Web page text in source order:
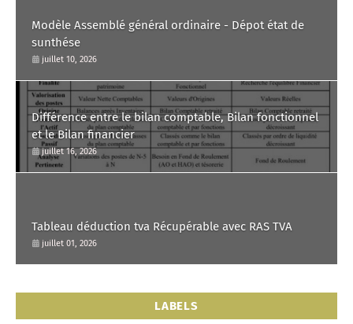
Modèle Assemblé général ordinaire - Dépot état de
sunthése
juillet 10, 2026
Différence entre le bilan comptable, Bilan fonctionnel
et le Bilan financier
juillet 16, 2026
Tableau déduction tva Récupérable avec RAS TVA
juillet 01, 2026
LABELS